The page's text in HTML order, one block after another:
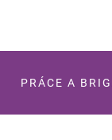
PRÁCE A